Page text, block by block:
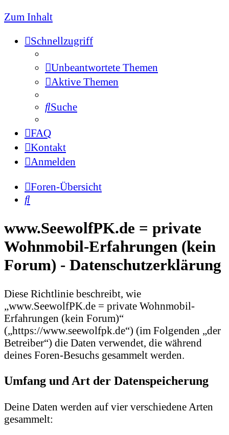
Zum Inhalt
Schnellzugriff
Unbeantwortete Themen
Aktive Themen
Suche
FAQ
Kontakt
Anmelden
Foren-Übersicht
www.SeewolfPK.de = private
Wohnmobil-Erfahrungen (kein
Forum) - Datenschutzerklärung
Diese Richtlinie beschreibt, wie
„www.SeewolfPK.de = private Wohnmobil-
Erfahrungen (kein Forum)“
(„https://www.seewolfpk.de“) (im Folgenden „der
Betreiber“) die Daten verwendet, die während
deines Foren-Besuchs gesammelt werden.
Umfang und Art der Datenspeicherung
Deine Daten werden auf vier verschiedene Arten
gesammelt: